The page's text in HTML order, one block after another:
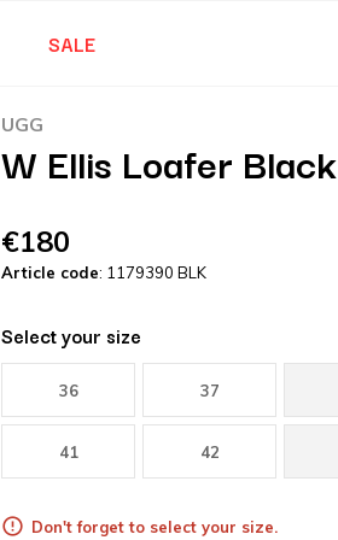
SALE
UGG
W Ellis Loafer Black
€180
Article code: 1179390 BLK
Select your size
36 37
41 42
Don't forget to select your size.